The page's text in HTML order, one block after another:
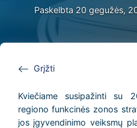
Paskelbta 20 gegužės,
Grįžti
Kviečiame susipažinti su
regiono funkcinės zonos
jos įgyvendinimo veiksmų